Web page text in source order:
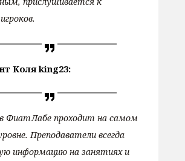
Коля king23:
в ФиатЛабе проходит на самом
Преподаватели всегда
информацию на занятиях и